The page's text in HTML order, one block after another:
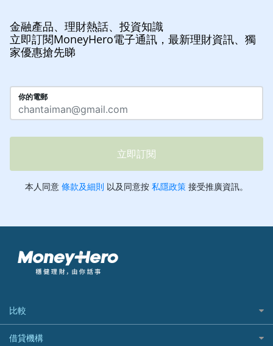
金融產品、理財熱話、投資知識
立即訂閱MoneyHero電子通訊，最新理財資訊、獨
家優惠搶先睇
比較
私人貸款比較
借貸機構